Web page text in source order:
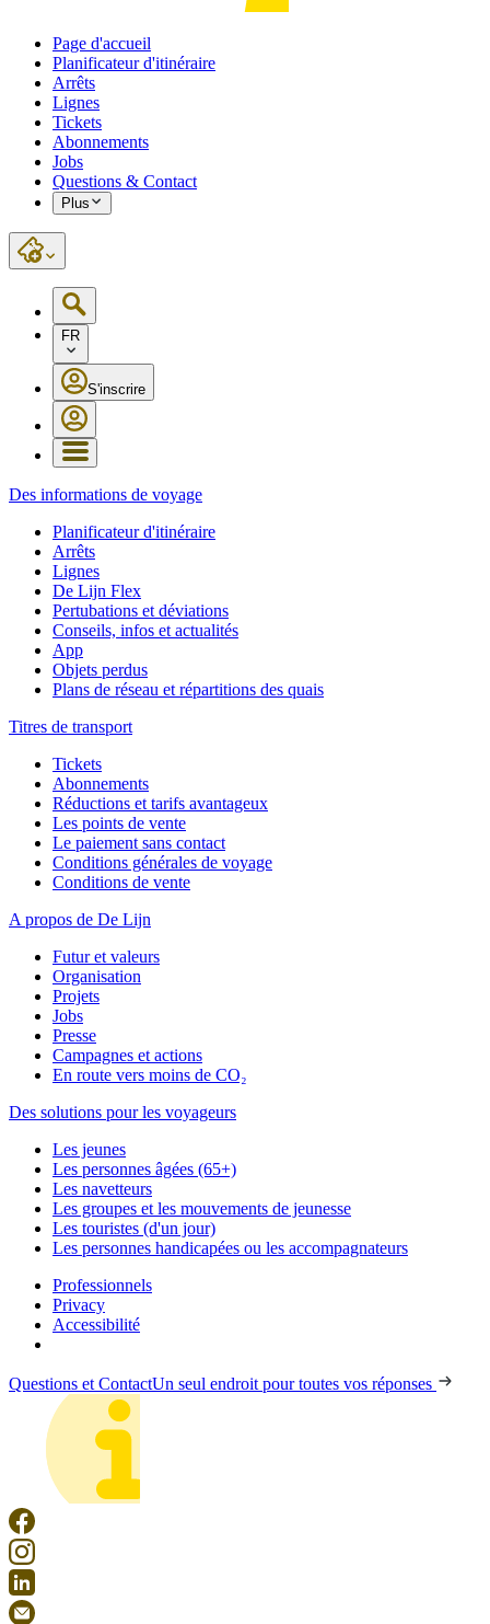
Page d'accueil
Planificateur d'itinéraire
Arrêts
Lignes
Tickets
Abonnements
Jobs
Questions & Contact
Plus
FR
S'inscrire
Des informations de voyage
Planificateur d'itinéraire
Arrêts
Lignes
De Lijn Flex
Pertubations et déviations
Conseils, infos et actualités
App
Objets perdus
Plans de réseau et répartitions des quais
Titres de transport
Tickets
Abonnements
Réductions et tarifs avantageux
Les points de vente
Le paiement sans contact
Conditions générales de voyage
Conditions de vente
A propos de De Lijn
Futur et valeurs
Organisation
Projets
Jobs
Presse
Campagnes et actions
En route vers moins de CO₂
Des solutions pour les voyageurs
Les jeunes
Les personnes âgées (65+)
Les navetteurs
Les groupes et les mouvements de jeunesse
Les touristes (d'un jour)
Les personnes handicapées ou les accompagnateurs
Professionnels
Privacy
Accessibilité
Questions et ContactUn seul endroit pour toutes vos réponses